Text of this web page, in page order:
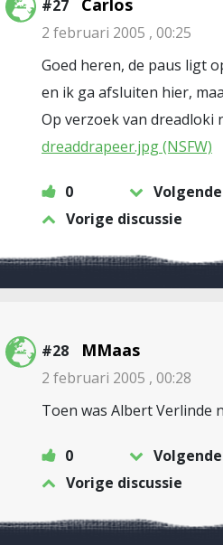
#27 Carlos
2 februari 2005 , 00:25
Goed heren, de paus ligt
en ik ga afsluiten hier,
Op verzoek van dreadloki
dreaddrapeer.jpg (NSFW)
0
Vorige discussie
#28 MMaas
2 februari 2005 , 00:28
Toen was Albert Verlinde
0
Vorige discussie